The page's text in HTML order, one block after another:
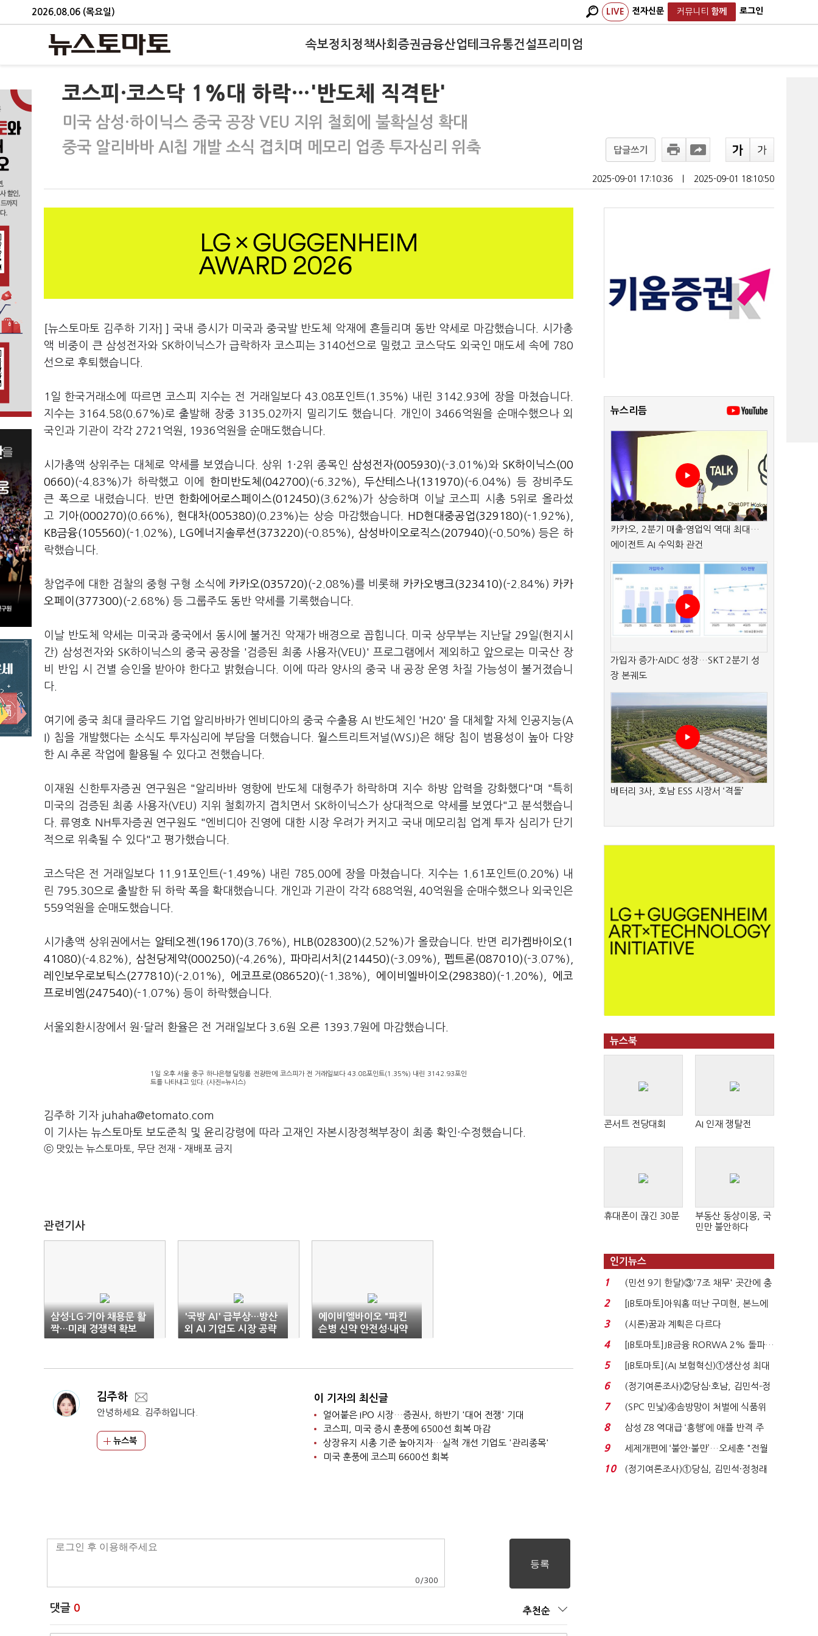
2026.08.06 (목요일) LIVE 전자신문 커뮤니티 함께 로그인
속보정치 정책사회 증권금융산업테크유통건설프리미엄
코스피·코스닥 1%대 하락…'반도체 직격탄'
미국 삼성·하이닉스 중국 공장 VEU 지위 철회에 불확실성 확대
중국 알리바바 AI칩 개발 소식 겹치며 메모리 업종 투자심리 위축
답글쓰기
2025-09-01 17:10:36 2025-09-01 18:10:50
[뉴스토마토 김주하 기자] ] 국내 증시가 미국과 중국발 반도체 악재에 흔들리며 동반 약세로 마감했습니다. 시가총
액 비중이 큰 삼성전자와 SK하이닉스가 급락하자 코스피는 3140선으로 밀렸고 코스닥도 외국인 매도세 속에 780
선으로 후퇴했습니다.
1일 한국거래소에 따르면 코스피 지수는 전 거래일보다 43.08포인트(1.35%) 내린 3142.93에 장을 마쳤습니다.
지수는 3164.58(0.67%)로 출발해 장중 3135.02까지 밀리기도 했습니다. 개인이 3466억원을 순매수했으나 외
국인과 기관이 각각 2721억원, 1936억원을 순매도했습니다.
시가총액 상위주는 대체로 약세를 보였습니다. 상위 1·2위 종목인 삼성전자(005930)(-3.01%)와 SK하이닉스(00
0660)(-4.83%)가 하락했고 이에 한미반도체(042700)(-6.32%), 두산테스나(131970)(-6.04%) 등 장비주도
큰 폭으로 내렸습니다. 반면한화에어로스페이스(012450)(3.62%)가 상승하며 이날 코스피 시총 5위로 올라섰
고 기아(000270)(0.66%), 현대차(005380)(0.23%)는 상승 마감했습니다. HD현대중공업(329180)(-1.92%),
KB금융(105560)(-1.02%), LG에너지솔루션(373220)(-0.85%), 삼성바이오로직스(207940)(-0.50%) 등은 하
락했습니다.
창업주에 대한 검찰의 중형 구형 소식에 카카오(035720)(-2.08%)를 비롯해 카카오뱅크(323410)(-2.84%) 카카
오페이(377300)(-2.68%) 등 그룹주도 동반 약세를 기록했습니다.
이날 반도체 약세는 미국과 중국에서 동시에 불거진 악재가 배경으로 꼽힙니다. 미국 상무부는 지난달 29일(현지시
간) 삼성전자와 SK하이닉스의 중국 공장을 '검증된 최종 사용자(VEU)' 프로그램에서 제외하고 앞으로는 미국산 장
비 반입 시 건별 승인을 받아야 한다고 밝혔습니다. 이에 따라 양사의 중국 내 공장 운영 차질 가능성이 불거졌습니
다.
여기에 중국 최대 클라우드 기업 알리바바가 엔비디아의 중국 수출용 AI 반도체인 'H20' 을 대체할 자체 인공지능(A
I) 칩을 개발했다는 소식도 투자심리에 부담을 더했습니다. 월스트리트저널(WSJ)은 해당 칩이 범용성이 높아 다양
한 AI 추론 작업에 활용될 수 있다고 전했습니다.
이재원 신한투자증권 연구원은 "알리바바 영향에 반도체 대형주가 하락하며 지수 하방 압력을 강화했다"며 "특히
미국의 검증된 최종 사용자(VEU) 지위 철회까지 겹치면서 SK하이닉스가 상대적으로 약세를 보였다"고 분석했습니
다. 류영호 NH투자증권 연구원도 "엔비디아 진영에 대한 시장 우려가 커지고 국내 메모리칩 업계 투자 심리가 단기
적으로 위축될 수 있다"고 평가했습니다.
코스닥은 전 거래일보다 11.91포인트(-1.49%) 내린 785.00에 장을 마쳤습니다. 지수는 1.61포인트(0.20%) 내
린 795.30으로 출발한 뒤 하락 폭을 확대했습니다. 개인과 기관이 각각 688억원, 40억원을 순매수했으나 외국인은
559억원을 순매도했습니다.
시가총액 상위권에서는 알테오젠(196170)(3.76%), HLB(028300)(2.52%)가 올랐습니다. 반면 리가켐바이오(1
41080)(-4.82%), 삼천당제약(000250)(-4.26%), 파마리서치(214450)(-3.09%),펩트론(087010)(-3.07%),
레인보우로보틱스(277810)(-2.01%), 에코프로(086520)(-1.38%), 에이비엘바이오(298380)(-1.20%), 에코
프로비엠(247540)(-1.07%) 등이 하락했습니다.
서울외환시장에서 원·달러 환율은 전 거래일보다 3.6원 오른 1393.7원에 마감했습니다.
1일 오후 서울 중구 하나은행 딜링룸 전광판에 코스피가 전 거래일보다 43.08포인트(1.35%) 내린 3142.93포인
트를 나타내고 있다. (사진=뉴시스)
김주하 기자 juhaha@etomato.com
이 기사는 뉴스토마토 보도준칙 및 윤리강령에 따라 고재인 자본시장정책부장이 최종 확인·수정했습니다.
ⓒ 맛있는 뉴스토마토, 무단 전재 - 재배포 금지
관련기사
삼성·LG·기아 채용문 활
짝…미래 경쟁력 확보
사활
'국방 AI' 급부상…방산
외 AI 기업도 시장 공략
에이비엘바이오 "파킨
슨병 신약 안전성·내약
성 확인"
김주하
안녕하세요. 김주하입니다.
뉴스북
이 기자의 최신글
얼어붙은 IPO 시장…증권사, 하반기 '대어 전쟁' 기대
코스피, 미국 증시 훈풍에 6500선 회복 마감
상장유지 시총 기준 높아지자…실적 개선 기업도 '관리종목'
미국 훈풍에 코스피 6600선 회복
0 /300
댓글 0 추천순
뉴스리듬
카카오, 2분기 매출·영업익 역대 최대…
에이전트 AI 수익화 관건
가입자 증가·AIDC 성장…SKT 2분기 성
장 본궤도
배터리 3사, 호남 ESS 시장서 ‘격돌’
뉴스북
콘서트 전당대회 AI 인재 쟁탈전
휴대폰이 끊긴 30분
부동산 동상이몽, 국
민만 불안하다
인기뉴스
1
(민선 9기 한달)③'7조 채무' 곳간에 충
격…추미애, 20년...
2
[IB토마토]아워홈 떠난 구미현, 본느에
340억 베팅…가...
3 (시론)꿈과 계획은 다르다
4
[IB토마토]JB금융 RORWA 2% 돌파…
실적 견인은 은행 ...
5
[IB토마토](AI 보험혁신)①생산성 최대
80% 개선…현실...
6
(정기여론조사)②당심·호남, 김민석-정
청래 '초접전'...
7
(SPC 민낯)④솜방망이 처벌에 식품위
생법 위반 반복...
8
삼성 Z8 역대급 ‘흥행’에 애플 반격 주
목…9월 ‘폴...
9
세제개편에 ‘불안·불만’…오세훈 "전월
세 구하기 더 ...
10
(정기여론조사)①당심, 김민석·정청래